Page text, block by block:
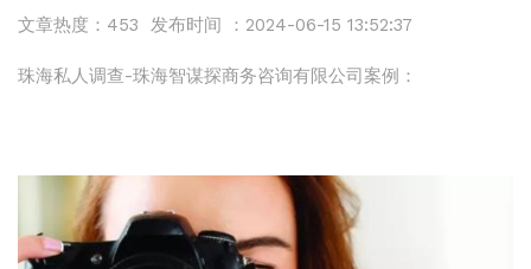
文章热度：453 发布时间 ：2024-06-15 13:52:37
珠海私人调查-珠海智谋探商务咨询有限公司案例：